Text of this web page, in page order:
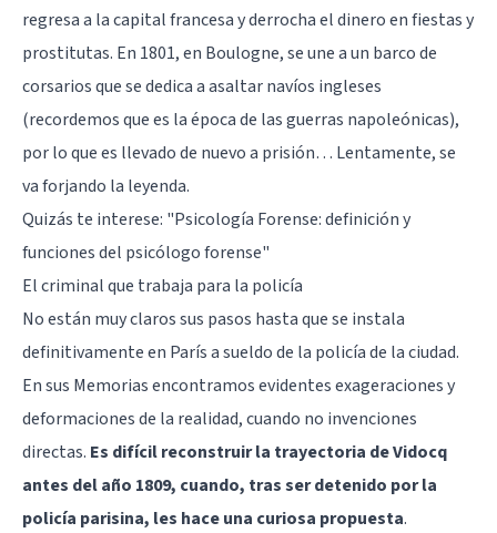
regresa a la capital francesa y derrocha el dinero en fiestas y
prostitutas. En 1801, en Boulogne, se une a un barco de
corsarios que se dedica a asaltar navíos ingleses
(recordemos que es la época de las guerras napoleónicas),
por lo que es llevado de nuevo a prisión… Lentamente, se
va forjando la leyenda.
Quizás te interese: "Psicología Forense: definición y
funciones del psicólogo forense"
El criminal que trabaja para la policía
No están muy claros sus pasos hasta que se instala
definitivamente en París a sueldo de la policía de la ciudad.
En sus Memorias encontramos evidentes exageraciones y
deformaciones de la realidad, cuando no invenciones
directas. Es difícil reconstruir la trayectoria de Vidocq
antes del año 1809, cuando, tras ser detenido por la
policía parisina, les hace una curiosa propuesta.